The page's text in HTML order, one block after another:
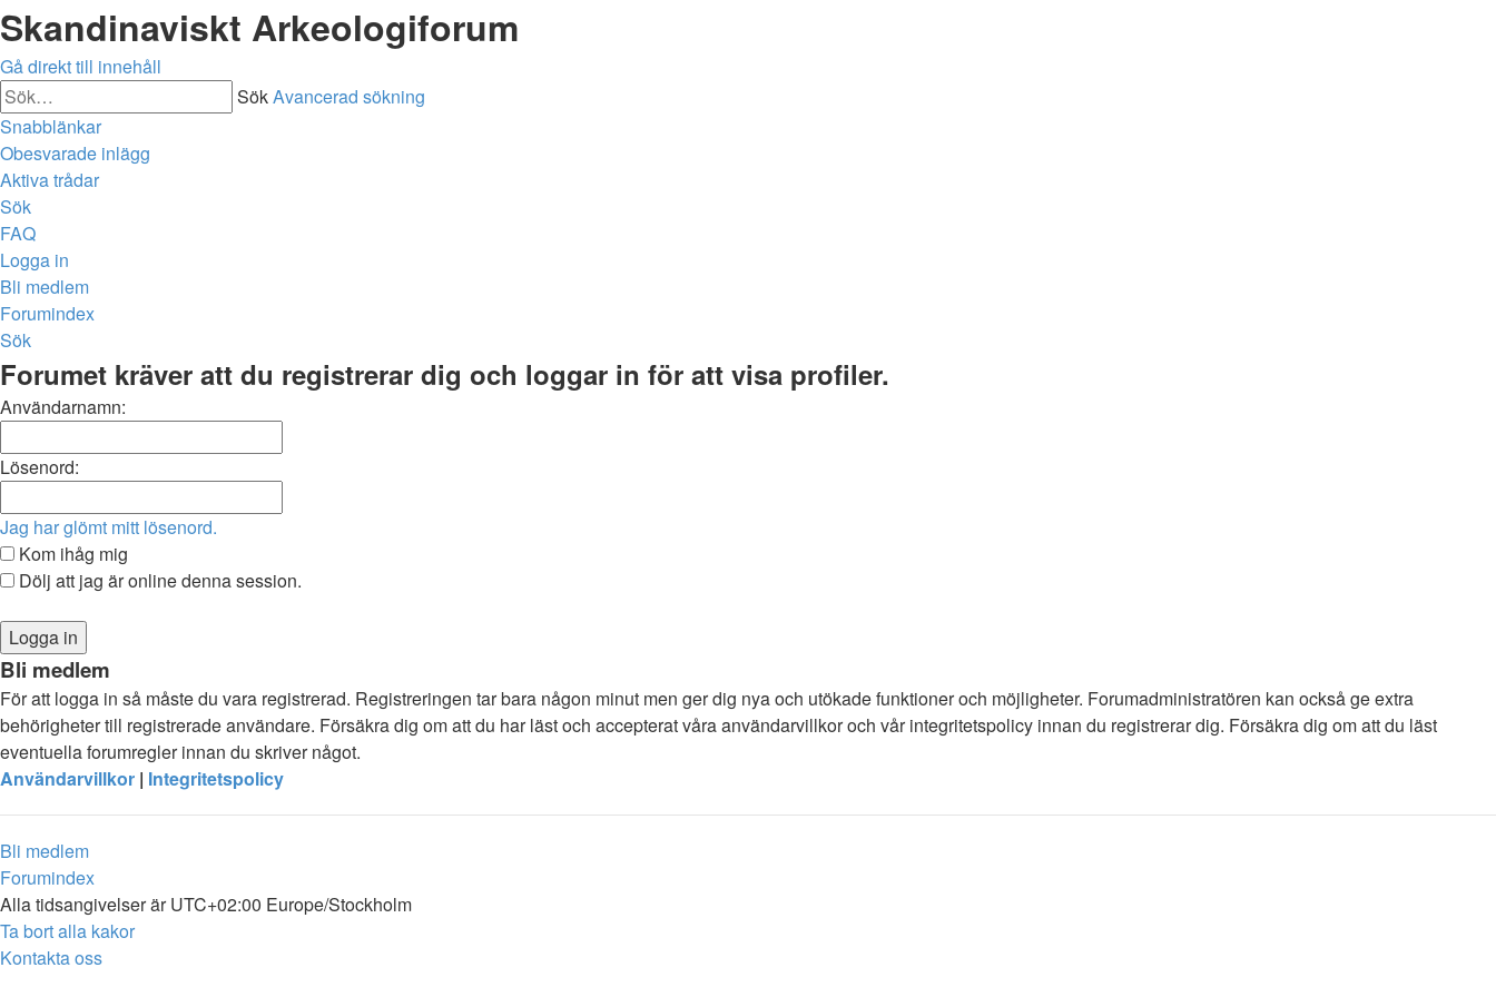
Skandinaviskt Arkeologiforum
Gå direkt till innehåll
SökAvancerad sökning
Snabblänkar
Obesvarade inlägg
Aktiva trådar
Sök
FAQ
Logga in
Bli medlem
Forumindex
Sök
Forumet kräver att du registrerar dig och loggar in för att visa profiler.
Användarnamn:
Lösenord:
Jag har glömt mitt lösenord.
Kom ihåg mig
Dölj att jag är online denna session.
Bli medlem
För att logga in så måste du vara registrerad. Registreringen tar bara någon minut men ger dig nya och utökade funktioner och möjligheter. Forumadministratören kan också ge extra
behörigheter till registrerade användare. Försäkra dig om att du har läst och accepterat våra användarvillkor och vår integritetspolicy innan du registrerar dig. Försäkra dig om att du läst
eventuella forumregler innan du skriver något.
Användarvillkor | Integritetspolicy
Bli medlem
Forumindex
Alla tidsangivelser är UTC+02:00 Europe/Stockholm
Ta bort alla kakor
Kontakta oss